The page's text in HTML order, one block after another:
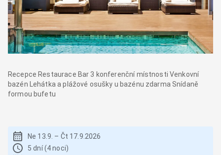
Recepce Restaurace Bar 3 konferenční místnosti Venkovní
bazén Lehátka a plážové osušky u bazénu zdarma Snídaně
formou bufetu
Ne 13.9. – Čt 17.9.2026
5 dní (4 noci)